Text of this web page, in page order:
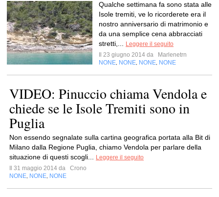
Qualche settimana fa sono stata alle
Isole tremiti, ve lo ricorderete era il
nostro anniversario di matrimonio e
da una semplice cena abbracciati
stretti,...
Leggere il seguito
Il 23 giugno 2014 da
Marlenetrn
NONE NONE NONE NONE
VIDEO: Pinuccio chiama Vendola e
chiede se le Isole Tremiti sono in
Puglia
Non essendo segnalate sulla cartina geografica portata alla Bit di
Milano dalla Regione Puglia, chiamo Vendola per parlare della
situazione di questi scogli...
Leggere il seguito
Il 31 maggio 2014 da
Crono
NONE NONE NONE